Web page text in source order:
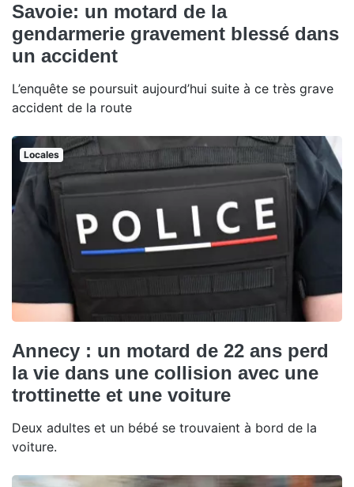
Savoie: un motard de la
gendarmerie gravement blessé dans
un accident
L’enquête se poursuit aujourd’hui suite à ce très grave
accident de la route
Locales
Annecy : un motard de 22 ans perd
la vie dans une collision avec une
trottinette et une voiture
Deux adultes et un bébé se trouvaient à bord de la
voiture.